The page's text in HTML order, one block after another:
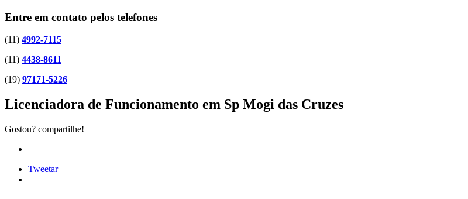
Entre em contato pelos telefones
(11) 4992-7115
(11) 4438-8611
(19) 97171-5226
Licenciadora de Funcionamento em Sp Mogi das Cruzes
Gostou? compartilhe!
Tweetar